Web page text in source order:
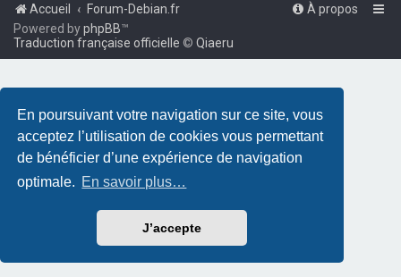
En poursuivant votre navigation sur ce site, vous
acceptez l’utilisation de cookies vous permettant
de bénéficier d’une expérience de navigation
optimale. En savoir plus…
J’accepte
Accueil Forum-Debian.fr
À propos
Powered byphpBB™
Traduction française officielle © Qiaeru